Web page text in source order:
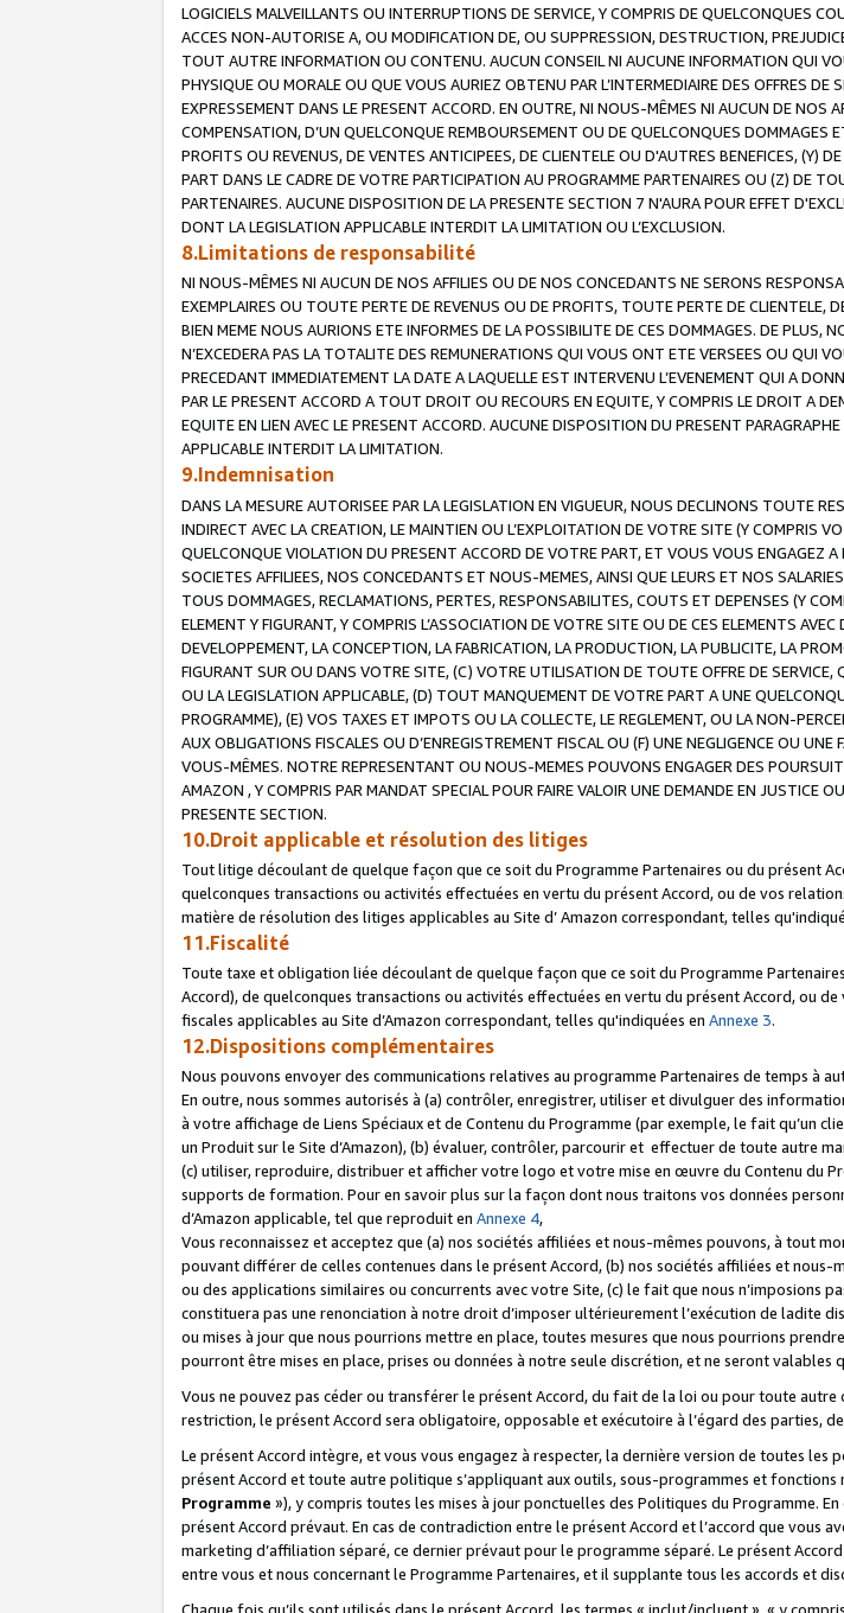
LOGICIELS MALVEILLANTS OU INTERRUPTIONS DE SERVICE, Y COMPRIS DE QUELCONQUES
ACCES NON-AUTORISE A, OU MODIFICATION DE, OU SUPPRESSION, DESTRUCTION,
TOUT AUTRE INFORMATION OU CONTENU. AUCUN CONSEIL NI AUCUNE INFORMATION QUI
PHYSIQUE OU MORALE OU QUE VOUS AURIEZ OBTENU PAR L’INTERMEDIAIRE DES OFFRES
EXPRESSEMENT DANS LE PRESENT ACCORD. EN OUTRE, NI NOUS-MÊMES NI AUCUN DE NOS
COMPENSATION, D’UN QUELCONQUE REMBOURSEMENT OU DE QUELCONQUES
PROFITS OU REVENUS, DE VENTES ANTICIPEES, DE CLIENTELE OU D'AUTRES BENEFICES, (Y)
PART DANS LE CADRE DE VOTRE PARTICIPATION AU PROGRAMME PARTENAIRES OU (Z) DE
PARTENAIRES. AUCUNE DISPOSITION DE LA PRESENTE SECTION 7 N'AURA POUR EFFET
DONT LA LEGISLATION APPLICABLE INTERDIT LA LIMITATION OU L’EXCLUSION.
8.Limitations de responsabilité
NI NOUS-MÊMES NI AUCUN DE NOS AFFILIES OU DE NOS CONCEDANTS NE SERONS
EXEMPLAIRES OU TOUTE PERTE DE REVENUS OU DE PROFITS, TOUTE PERTE DE CLIENTELE,
BIEN MEME NOUS AURIONS ETE INFORMES DE LA POSSIBILITE DE CES DOMMAGES. DE PLUS,
N’EXCEDERA PAS LA TOTALITE DES REMUNERATIONS QUI VOUS ONT ETE VERSEES OU QUI
PRECEDANT IMMEDIATEMENT LA DATE A LAQUELLE EST INTERVENU L’EVENEMENT QUI A
PAR LE PRESENT ACCORD A TOUT DROIT OU RECOURS EN EQUITE, Y COMPRIS LE DROIT A
EQUITE EN LIEN AVEC LE PRESENT ACCORD. AUCUNE DISPOSITION DU PRESENT
APPLICABLE INTERDIT LA LIMITATION.
9.Indemnisation
DANS LA MESURE AUTORISEE PAR LA LEGISLATION EN VIGUEUR, NOUS DECLINONS TOUTE
INDIRECT AVEC LA CREATION, LE MAINTIEN OU L’EXPLOITATION DE VOTRE SITE (Y COMPRIS
QUELCONQUE VIOLATION DU PRESENT ACCORD DE VOTRE PART, ET VOUS VOUS ENGAGEZ
SOCIETES AFFILIEES, NOS CONCEDANTS ET NOUS-MEMES, AINSI QUE LEURS ET NOS
TOUS DOMMAGES, RECLAMATIONS, PERTES, RESPONSABILITES, COUTS ET DEPENSES (Y
ELEMENT Y FIGURANT, Y COMPRIS L’ASSOCIATION DE VOTRE SITE OU DE CES ELEMENTS
DEVELOPPEMENT, LA CONCEPTION, LA FABRICATION, LA PRODUCTION, LA PUBLICITE, LA
FIGURANT SUR OU DANS VOTRE SITE, (C) VOTRE UTILISATION DE TOUTE OFFRE DE
OU LA LEGISLATION APPLICABLE, (D) TOUT MANQUEMENT DE VOTRE PART A UNE
PROGRAMME), (E) VOS TAXES ET IMPOTS OU LA COLLECTE, LE REGLEMENT, OU LA NON-
AUX OBLIGATIONS FISCALES OU D’ENREGISTREMENT FISCAL OU (F) UNE NEGLIGENCE OU
VOUS-MÊMES. NOTRE REPRESENTANT OU NOUS-MEMES POUVONS ENGAGER DES
AMAZON , Y COMPRIS PAR MANDAT SPECIAL POUR FAIRE VALOIR UNE DEMANDE EN JUSTICE
PRESENTE SECTION.
10.Droit applicable et résolution des litiges
Tout litige découlant de quelque façon que ce soit du Programme Partenaires ou du présent
quelconques transactions ou activités effectuées en vertu du présent Accord, ou de vos
matière de résolution des litiges applicables au Site d’ Amazon correspondant, telles
11.Fiscalité
Toute taxe et obligation liée découlant de quelque façon que ce soit du Programme
Accord), de quelconques transactions ou activités effectuées en vertu du présent Accord, ou
fiscales applicables au Site d’Amazon correspondant, telles qu'indiquées en Annexe 3.
12.Dispositions complémentaires
Nous pouvons envoyer des communications relatives au programme Partenaires de temps à
En outre, nous sommes autorisés à (a) contrôler, enregistrer, utiliser et divulguer des
à votre affichage de Liens Spéciaux et de Contenu du Programme (par exemple, le fait qu’un
un Produit sur le Site d’Amazon), (b) évaluer, contrôler, parcourir et effectuer de toute autre
(c) utiliser, reproduire, distribuer et afficher votre logo et votre mise en œuvre du Contenu du
supports de formation. Pour en savoir plus sur la façon dont nous traitons vos données
d’Amazon applicable, tel que reproduit en Annexe 4,
Vous reconnaissez et acceptez que (a) nos sociétés affiliées et nous-mêmes pouvons, à tout
pouvant différer de celles contenues dans le présent Accord, (b) nos sociétés affiliées et
ou des applications similaires ou concurrents avec votre Site, (c) le fait que nous n’imposions
constituera pas une renonciation à notre droit d’imposer ultérieurement l’exécution de ladite
ou mises à jour que nous pourrions mettre en place, toutes mesures que nous pourrions
pourront être mises en place, prises ou données à notre seule discrétion, et ne seront
Vous ne pouvez pas céder ou transférer le présent Accord, du fait de la loi ou pour toute
restriction, le présent Accord sera obligatoire, opposable et exécutoire à l’égard des parties,
Le présent Accord intègre, et vous vous engagez à respecter, la dernière version de toutes
présent Accord et toute autre politique s’appliquant aux outils, sous-programmes et
Programme »), y compris toutes les mises à jour ponctuelles des Politiques du Programme.
présent Accord prévaut. En cas de contradiction entre le présent Accord et l’accord que vous
marketing d’affiliation séparé, ce dernier prévaut pour le programme séparé. Le présent
entre vous et nous concernant le Programme Partenaires, et il supplante tous les accords et